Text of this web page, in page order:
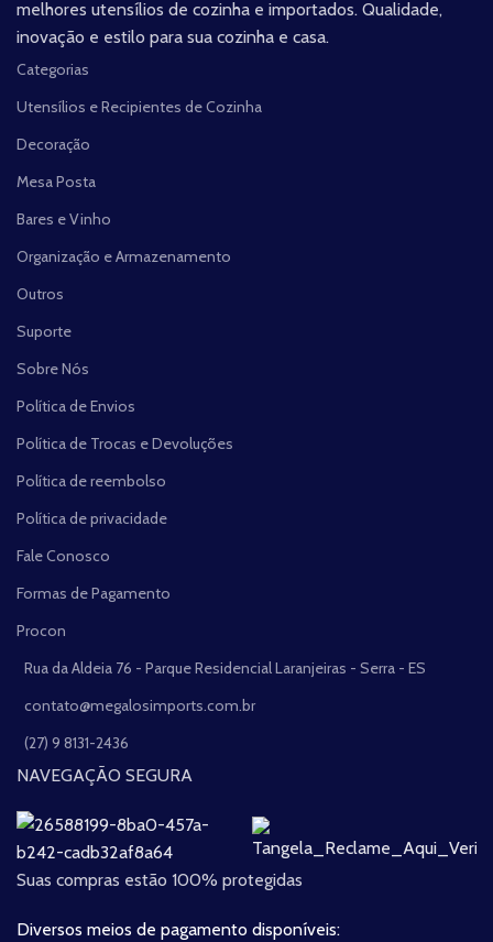
melhores utensílios de cozinha e importados. Qualidade,
inovação e estilo para sua cozinha e casa.
Categorias
Utensílios e Recipientes de Cozinha
Decoração
Mesa Posta
Bares e Vinho
Organização e Armazenamento
Outros
Suporte
Sobre Nós
Política de Envios
Política de Trocas e Devoluções
Política de reembolso
Política de privacidade
Fale Conosco
Formas de Pagamento
Procon
Rua da Aldeia 76 - Parque Residencial Laranjeiras - Serra - ES
contato@megalosimports.com.br
(27) 9 8131-2436
NAVEGAÇÃO SEGURA
Suas compras estão 100% protegidas
Diversos meios de pagamento disponíveis: